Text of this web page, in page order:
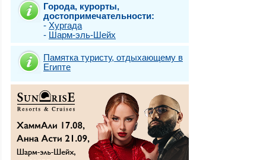
Города, курорты,
достопримечательности:
- Хургада
- Шарм-эль-Шейх
Памятка туристу, отдыхающему в
Египте